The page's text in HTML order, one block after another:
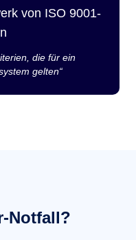
von ISO 9001-
die für ein
gelten“
Notfall?